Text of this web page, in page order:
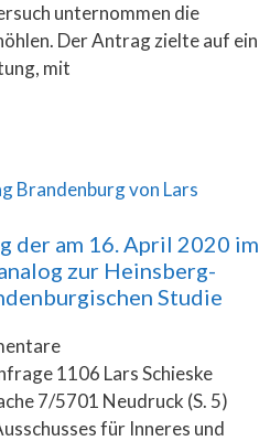
unternommen die
Der Antrag zielte auf ein
mit
der am 16. April 2020 im
zur Heinsberg-
Studie
1106 Lars Schieske
7/5701 Neudruck (S. 5)
für Inneres und